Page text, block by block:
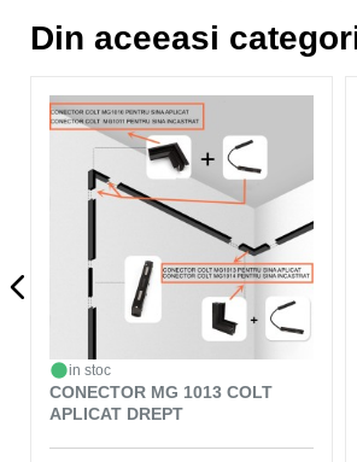
Din aceeasi
in stoc
CONECTOR MG 1013 COLT
APLICAT DREPT